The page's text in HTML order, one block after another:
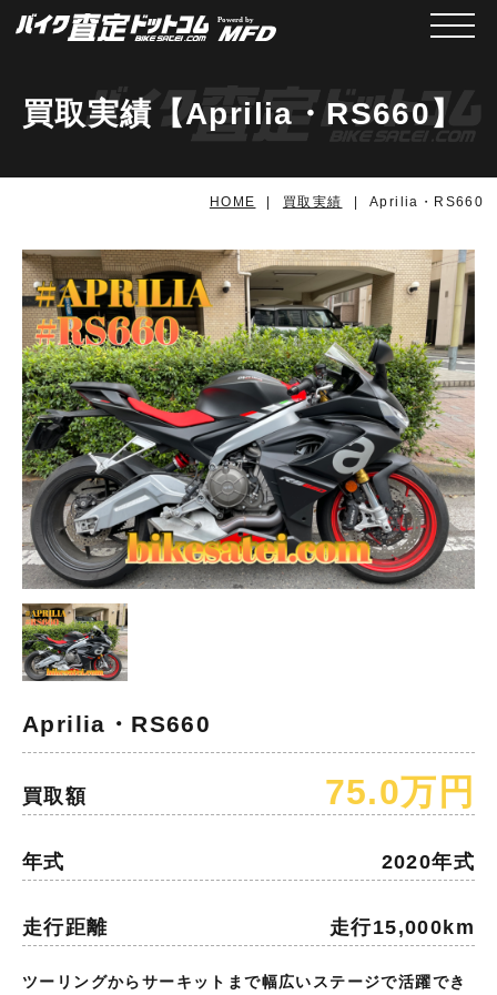
メニ
買取実績【Aprilia・RS660】
HOME 買取実績 Aprilia・RS660
Aprilia・RS660
買取額 75.0万円
年式 2020年式
走行距離 走行15,000km
ツーリングからサーキットまで幅広いステージで活躍でき